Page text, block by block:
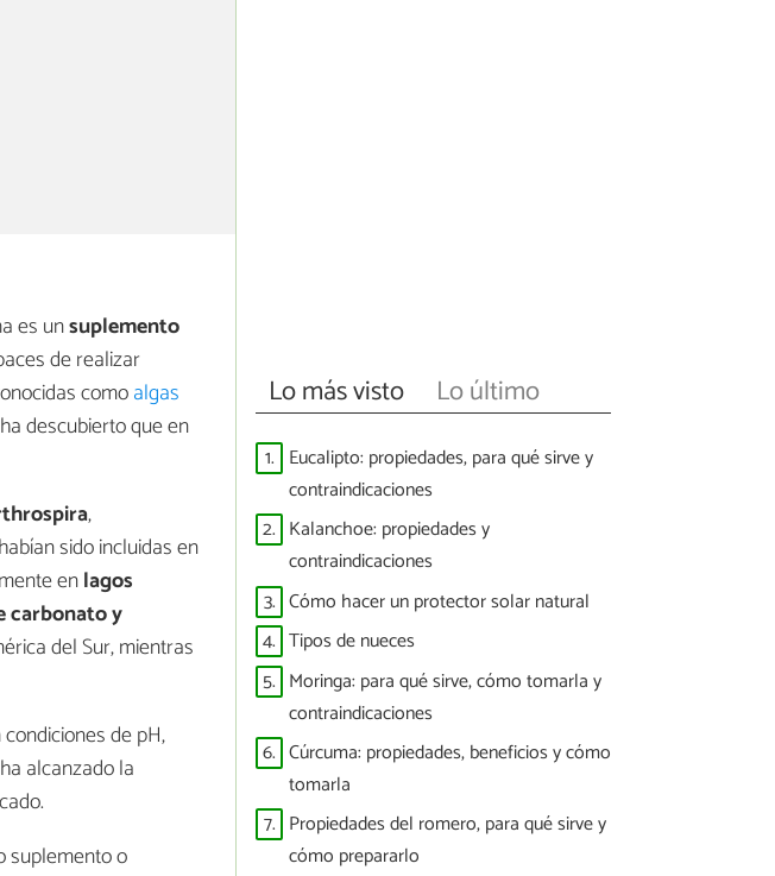
es unsuplemento
de realizar
comoalgas
descubierto que en
,
sido incluidas en
enlagos
carbonato y
del Sur, mientras
de pH,
alcanzado la
suplemento o
Lo más visto Lo último
1. Eucalipto: propiedades, para qué sirve y
contraindicaciones
2. Kalanchoe: propiedades y
contraindicaciones
3. Cómo hacer un protector solar natural
4. Tipos de nueces
5. Moringa: para qué sirve, cómo tomarla y
contraindicaciones
6. Cúrcuma: propiedades, beneficios y cómo
tomarla
7. Propiedades del romero, para qué sirve y
cómo prepararlo